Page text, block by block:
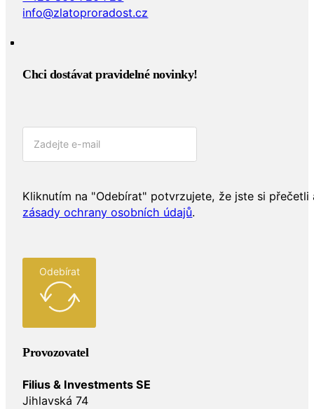
info@zlatoproradost.cz
Chci dostávat pravidelné novinky!​
Kliknutím na "Odebírat" potvrzujete, že jste si přečetli
zásady ochrany osobních údajů.
Odebírat
Provozovatel
Filius & Investments SE
Jihlavská 74